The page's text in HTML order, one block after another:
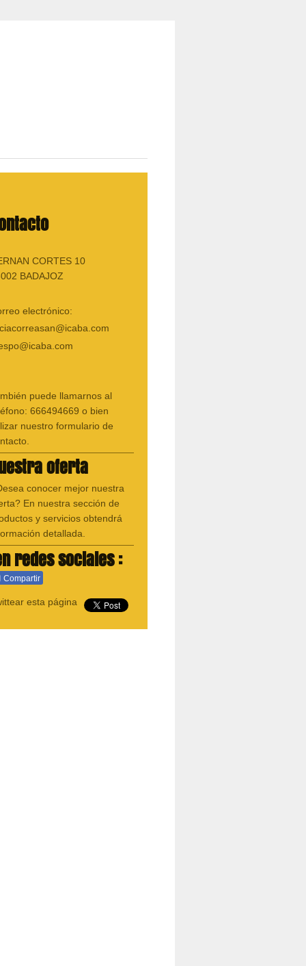
CORTES 10
BADAJOZ
electrónico:
puede llamarnos al
666494669 o bien
nuestro formulario de
oferta
conocer mejor nuestra
En nuestra sección de
y servicios obtendrá
detallada.
redes sociales :
Compartir
esta página